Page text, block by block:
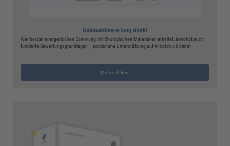
Gebäudebewertung direkt
Wer bei der energetischen Sanierung mit ökologischen Materialien arbeitet, benötigt auch
fundierte Bewertungsgrundlagen – praxisnahe Unterstützung auf Knopfdruck bietet
Mehr erfahren